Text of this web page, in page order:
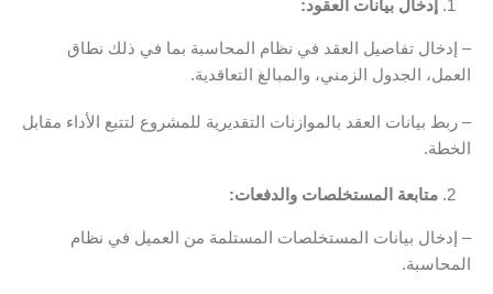
إدخال بيانات العقود:
– إدخال تفاصيل العقد في نظام المحاسبة بما في ذلك نطاق
العمل، الجدول الزمني، والمبالغ التعاقدية.
– ربط بيانات العقد بالموازنات التقديرية للمشروع لتتبع الأداء مقابل
الخطة.
متابعة المستخلصات والدفعات:
– إدخال بيانات المستخلصات المستلمة من العميل في نظام
المحاسبة.